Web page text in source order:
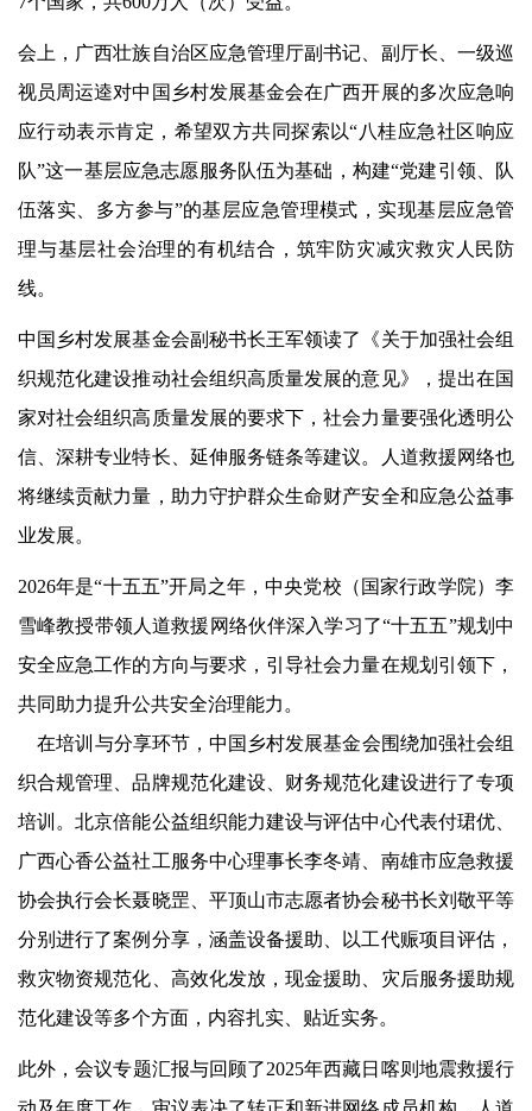
会上，广西壮族自治区应急管理厅副书记、副厅长、一级巡
视员周运逵对中国乡村发展基金会在广西开展的多次应急响
应行动表示肯定，希望双方共同探索以“八桂应急社区响应
队”这一基层应急志愿服务队伍为基础，构建“党建引领、队
伍落实、多方参与”的基层应急管理模式，实现基层应急管
理与基层社会治理的有机结合，筑牢防灾减灾救灾人民防
线。
中国乡村发展基金会副秘书长王军领读了《关于加强社会组
织规范化建设推动社会组织高质量发展的意见》，提出在国
家对社会组织高质量发展的要求下，社会力量要强化透明公
信、深耕专业特长、延伸服务链条等建议。人道救援网络也
将继续贡献力量，助力守护群众生命财产安全和应急公益事
业发展。
2026年是“十五五”开局之年，中央党校（国家行政学院）李
雪峰教授带领人道救援网络伙伴深入学习了“十五五”规划中
安全应急工作的方向与要求，引导社会力量在规划引领下，
共同助力提升公共安全治理能力。
在培训与分享环节，中国乡村发展基金会围绕加强社会组
织合规管理、品牌规范化建设、财务规范化建设进行了专项
培训。北京倍能公益组织能力建设与评估中心代表付珺优、
广西心香公益社工服务中心理事长李冬靖、南雄市应急救援
协会执行会长聂晓罡、平顶山市志愿者协会秘书长刘敬平等
分别进行了案例分享，涵盖设备援助、以工代赈项目评估，
救灾物资规范化、高效化发放，现金援助、灾后服务援助规
范化建设等多个方面，内容扎实、贴近实务。
此外，会议专题汇报与回顾了2025年西藏日喀则地震救援行